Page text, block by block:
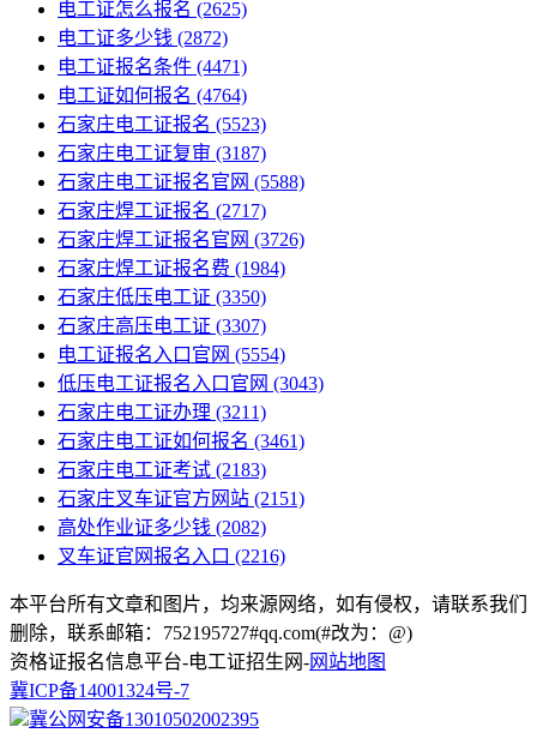
电工证怎么报名 (2625)
电工证多少钱 (2872)
电工证报名条件 (4471)
电工证如何报名 (4764)
石家庄电工证报名 (5523)
石家庄电工证复审 (3187)
石家庄电工证报名官网 (5588)
石家庄焊工证报名 (2717)
石家庄焊工证报名官网 (3726)
石家庄焊工证报名费 (1984)
石家庄低压电工证 (3350)
石家庄高压电工证 (3307)
电工证报名入口官网 (5554)
低压电工证报名入口官网 (3043)
石家庄电工证办理 (3211)
石家庄电工证如何报名 (3461)
石家庄电工证考试 (2183)
石家庄叉车证官方网站 (2151)
高处作业证多少钱 (2082)
叉车证官网报名入口 (2216)
本平台所有文章和图片，均来源网络，如有侵权，请联系我们
删除，联系邮箱：752195727#qq.com(#改为：@)
资格证报名信息平台-电工证招生网-网站地图
冀ICP备14001324号-7
冀公网安备13010502002395